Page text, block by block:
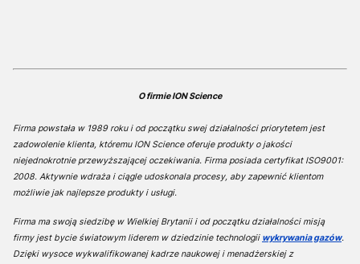
O firmie ION Science
Firma powstała w 1989 roku i od początku swej działalności priorytetem jest
zadowolenie klienta, któremu ION Science oferuje produkty o jakości
niejednokrotnie przewyższającej oczekiwania. Firma posiada certyfikat ISO9001:
2008. Aktywnie wdraża i ciągle udoskonala procesy, aby zapewnić klientom
możliwie jak najlepsze produkty i usługi.
Firma ma swoją siedzibę w Wielkiej Brytanii i od początku działalności misją
firmy jest bycie światowym liderem w dziedzinie technologii wykrywania gazów.
Dzięki wysoce wykwalifikowanej kadrze naukowej i menadżerskiej z